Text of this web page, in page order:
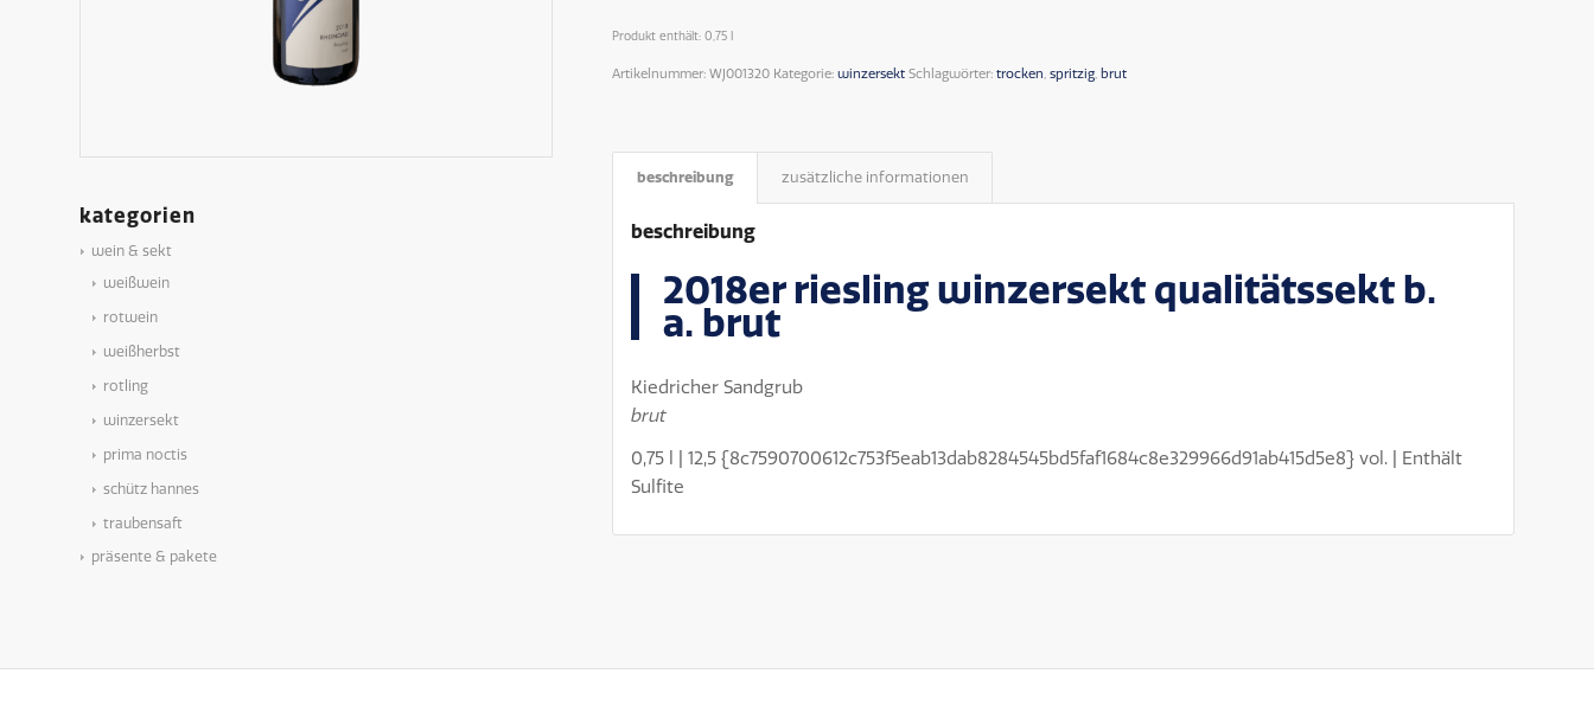
kategorien
wein & sekt
weißwein
rotwein
weißherbst
rotling
winzersekt
prima noctis
schütz hannes
traubensaft
präsente & pakete
Produkt enthält: 0,75
Artikelnummer:WJ001320 Kategorie:winzersekt Schlagwörter:trocken,spritzig, brut
beschreibung zusätzliche informationen
beschreibung
2018er riesling winzersekt qualitätssekt b.
a. brut
Kiedricher Sandgrub
brut
0,75 l | 12,5 {8c7590700612c753f5eab13dab8284545bd5faf1684c8e329966d91ab415d5e8} vol. | Enthält
Sulfite